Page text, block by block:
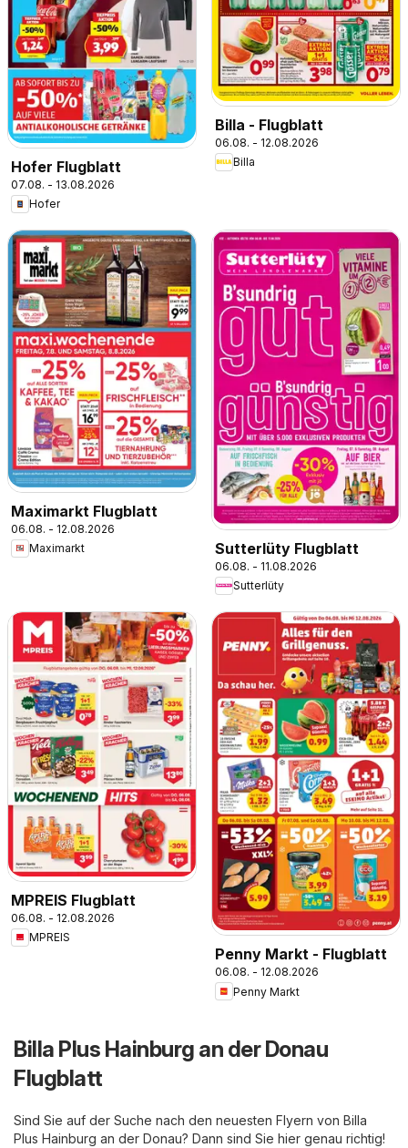
Hofer Flugblatt
07.08. - 13.08.2026
Hofer
Billa - Flugblatt
06.08. - 12.08.2026
Billa
Maximarkt Flugblatt
06.08. - 12.08.2026
Maximarkt
Sutterlüty Flugblatt
06.08. - 11.08.2026
Sutterlüty
MPREIS Flugblatt
06.08. - 12.08.2026
MPREIS
Penny Markt - Flugblatt
06.08. - 12.08.2026
Penny Markt
Billa Plus Hainburg an der Donau
Flugblatt
Sind Sie auf der Suche nach den neuesten Flyern von Billa
Plus Hainburg an der Donau? Dann sind Sie hier genau richtig!